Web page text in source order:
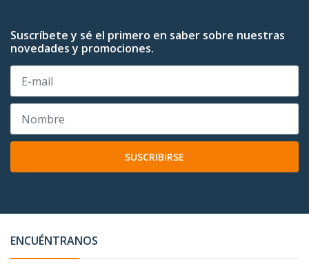
Suscríbete y sé el primero en saber sobre nuestras
novedades y promociones.
SUSCRIBIRSE
ENCUÉNTRANOS